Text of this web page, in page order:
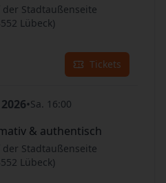
Stadtaußenseite
Lübeck)
Tickets
•Sa. 16:00
& authentisch
Stadtaußenseite
Lübeck)